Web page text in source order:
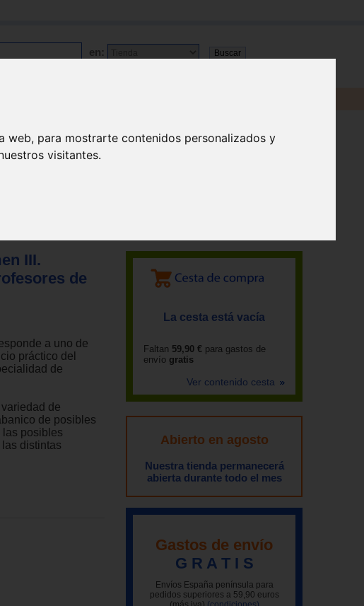
web, para mostrarte contenidos personalizados y
visitantes.
en:
III.
de
a uno de
práctico del
de
de
de posibles
las posibles
distintas
La cesta está vacía
Faltan 59,90 € para gastos de
envío gratis
Ver contenido cesta
Abierto en agosto
Nuestra tienda permanecerá
abierta durante todo el mes
Gastos de envío
G R A T I S
Envíos España península para
pedidos superiores a 59,90 euros